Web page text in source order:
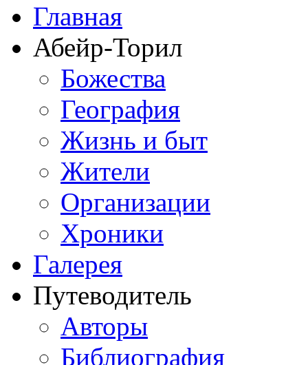
Главная
Абейр-Торил
Божества
География
Жизнь и быт
Жители
Организации
Хроники
Галерея
Путеводитель
Авторы
Библиография